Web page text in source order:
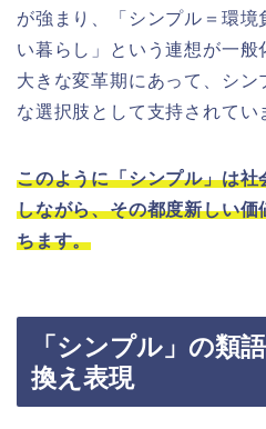
が強まり、「シンプル＝環境
い暮らし」という連想が一
大きな変革期にあって、シン
な選択肢として支持されてい
このように「シンプル」は
しながら、その都度新しい
ちます。
「シンプル」の類
換え表現